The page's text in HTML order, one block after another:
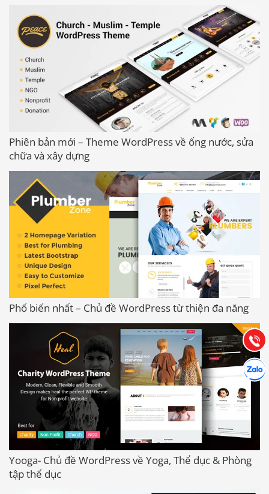
Phiên bản mới – Theme WordPress về ống nước, sửa
chữa và xây dựng
Phổ biến nhất – Chủ đề WordPress từ thiện đa năng
Yooga- Chủ đề WordPress về Yoga, Thể dục & Phòng
tập thể dục
Gọi
Báo giá & Đặt hàng:
0903.976.769
Hướng dẫn & Hỗ trợ:
(028) 22.166.144
Chát
Tư vấn
Hợp tác